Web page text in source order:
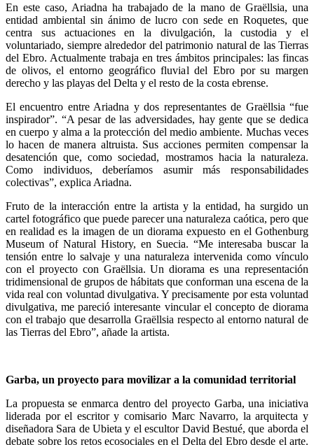
En este caso, Ariadna ha trabajado de la mano de Graëllsia, una
entidad ambiental sin ánimo de lucro con sede en Roquetes, que
centra sus actuaciones en la divulgación, la custodia y el
voluntariado, siempre alrededor del patrimonio natural de las Tierras
del Ebro. Actualmente trabaja en tres ámbitos principales: las fincas
de olivos, el entorno geográfico fluvial del Ebro por su margen
derecho y las playas del Delta y el resto de la costa ebrense.
El encuentro entre Ariadna y dos representantes de Graëllsia “fue
inspirador”. “A pesar de las adversidades, hay gente que se dedica
en cuerpo y alma a la protección del medio ambiente. Muchas veces
lo hacen de manera altruista. Sus acciones permiten compensar la
desatención que, como sociedad, mostramos hacia la naturaleza.
Como individuos, deberíamos asumir más responsabilidades
colectivas”, explica Ariadna.
Fruto de la interacción entre la artista y la entidad, ha surgido un
cartel fotográfico que puede parecer una naturaleza caótica, pero que
en realidad es la imagen de un diorama expuesto en el Gothenburg
Museum of Natural History, en Suecia. “Me interesaba buscar la
tensión entre lo salvaje y una naturaleza intervenida como vínculo
con el proyecto con Graëllsia. Un diorama es una representación
tridimensional de grupos de hábitats que conforman una escena de la
vida real con voluntad divulgativa. Y precisamente por esta voluntad
divulgativa, me pareció interesante vincular el concepto de diorama
con el trabajo que desarrolla Graëllsia respecto al entorno natural de
las Tierras del Ebro”, añade la artista.
Garba, un proyecto para movilizar a la comunidad territorial
La propuesta se enmarca dentro del proyecto Garba, una iniciativa
liderada por el escritor y comisario Marc Navarro, la arquitecta y
diseñadora Sara de Ubieta y el escultor David Bestué, que aborda el
debate sobre los retos ecosociales en el Delta del Ebro desde el arte.